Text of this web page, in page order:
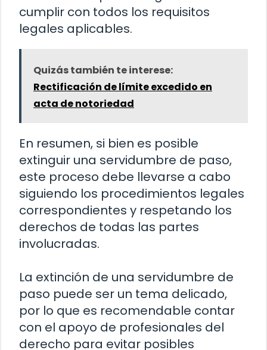
cumplir con todos los requisitos
legales aplicables.
Quizás también te interese:
Rectificación de límite excedido en
acta de notoriedad
En resumen, si bien es posible
extinguir una servidumbre de paso,
este proceso debe llevarse a cabo
siguiendo los procedimientos legales
correspondientes y respetando los
derechos de todas las partes
involucradas.
La extinción de una servidumbre de
paso puede ser un tema delicado,
por lo que es recomendable contar
con el apoyo de profesionales del
derecho para evitar posibles